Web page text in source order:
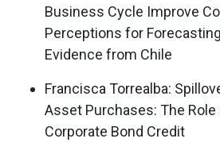
Business Cycle Improve
Perceptions for
Evidence from Chile
Francisca Torrealba:
Asset Purchases: The Role
Corporate Bond Credit